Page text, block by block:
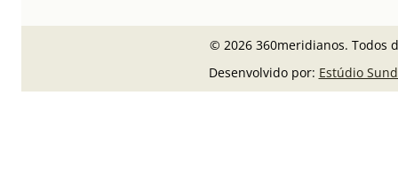
© 2026 360meridianos. Todos
Desenvolvido por: Estúdio